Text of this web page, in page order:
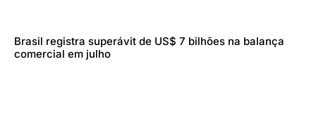
Brasil registra superávit de US$ 7 bilhões na balança
comercial em julho